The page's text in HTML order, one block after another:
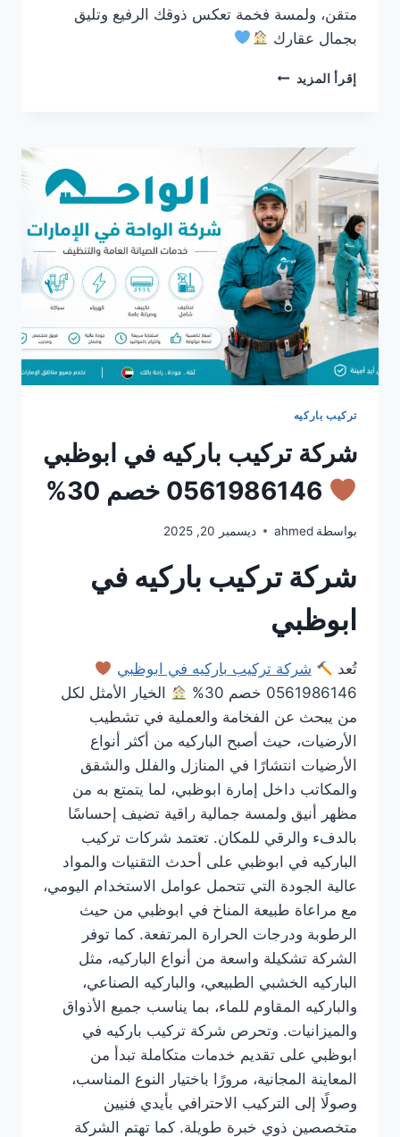
متقن، ولمسة فخمة تعكس ذوقك الرفيع وتليق
بجمال عقارك
إقرأ المزيد شركة
ابوظبي
0561986146
تركيب باركيه
شركة تركيب باركيه في ابوظبي
بواسطة ahmed ديسمبر 20, 2025
شركة تركيب باركيه في
ابوظبي
تُعد
شركة تركيب باركيه في ابوظبي
0561986146 خصم 30%
الخيار الأمثل لكل
من يبحث عن الفخامة والعملية في تشطيب
الأرضيات، حيث أصبح الباركيه من أكثر أنواع
الأرضيات انتشارًا في المنازل والفلل والشقق
والمكاتب داخل إمارة ابوظبي، لما يتمتع به من
مظهر أنيق ولمسة جمالية راقية تضيف إحساسًا
بالدفء والرقي للمكان. تعتمد شركات تركيب
الباركيه في ابوظبي على أحدث التقنيات والمواد
عالية الجودة التي تتحمل عوامل الاستخدام اليومي،
مع مراعاة طبيعة المناخ في ابوظبي من حيث
الرطوبة ودرجات الحرارة المرتفعة. كما توفر
الشركة تشكيلة واسعة من أنواع الباركيه، مثل
الباركيه الخشبي الطبيعي، والباركيه الصناعي،
والباركيه المقاوم للماء، بما يناسب جميع الأذواق
والميزانيات. وتحرص شركة تركيب باركيه في
ابوظبي على تقديم خدمات متكاملة تبدأ من
المعاينة المجانية، مرورًا باختيار النوع المناسب،
وصولًا إلى التركيب الاحترافي بأيدي فنيين
متخصصين ذوي خبرة طويلة. كما تهتم الشركة